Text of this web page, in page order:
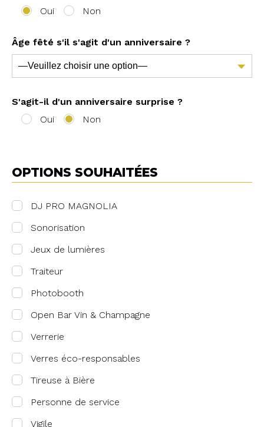
Oui
Non
Âge fêté s'il s'agit d'un anniversaire ?
S'agit-il d'un anniversaire surprise ?
Oui
Non
OPTIONS SOUHAITÉES
DJ PRO MAGNOLIA
Sonorisation
Jeux de lumières
Traiteur
Photobooth
Open Bar Vin & Champagne
Verrerie
Verres éco-responsables
Tireuse à Bière
Personne de service
Vigile